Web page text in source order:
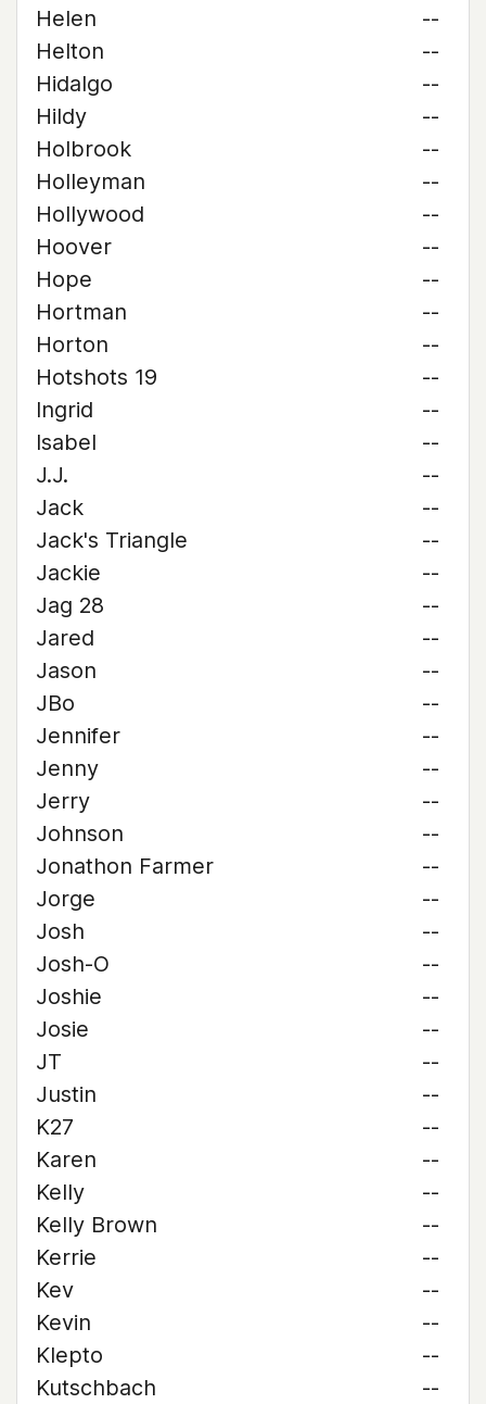
Helen
--
Helton
--
Hidalgo
--
Hildy
--
Holbrook
--
Holleyman
--
Hollywood
--
Hoover
--
Hope
--
Hortman
--
Horton
--
Hotshots 19
--
Ingrid
--
Isabel
--
J.J.
--
Jack
--
Jack's Triangle
--
Jackie
--
Jag 28
--
Jared
--
Jason
--
JBo
--
Jennifer
--
Jenny
--
Jerry
--
Johnson
--
Jonathon Farmer
--
Jorge
--
Josh
--
Josh-O
--
Joshie
--
Josie
--
JT
--
Justin
--
K27
--
Karen
--
Kelly
--
Kelly Brown
--
Kerrie
--
Kev
--
Kevin
--
Klepto
--
Kutschbach
--